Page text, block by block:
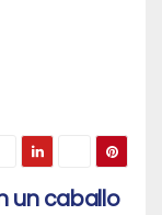
un caballo